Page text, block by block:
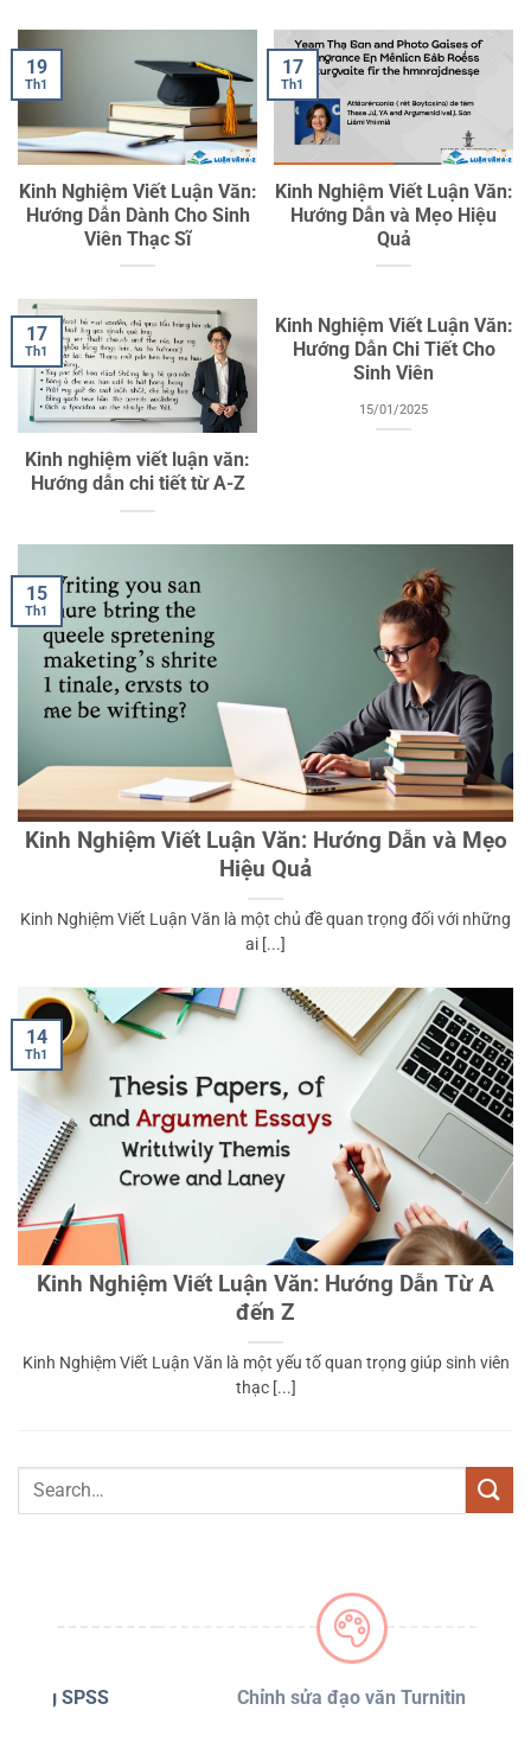
Kinh Nghiệm Viết Luận Văn:
Hướng Dẫn Dành Cho Sinh
Viên Thạc Sĩ
19
Th1
Kinh Nghiệm Viết Luận Văn:
Hướng Dẫn và Mẹo Hiệu
Quả
17
Th1
Kinh nghiệm viết luận văn:
Hướng dẫn chi tiết từ A-Z
17
Th1
Kinh Nghiệm Viết Luận Văn:
Hướng Dẫn Chi Tiết Cho
Sinh Viên
15/01/2025
Kinh Nghiệm Viết Luận Văn: Hướng Dẫn và Mẹo
Hiệu Quả
Kinh Nghiệm Viết Luận Văn là một chủ đề quan trọng đối với những
ai [...]
15
Th1
Kinh Nghiệm Viết Luận Văn: Hướng Dẫn Từ A
đến Z
Kinh Nghiệm Viết Luận Văn là một yếu tố quan trọng giúp sinh viên
thạc [...]
14
Th1
Chỉnh sửa đạo văn Turnitin